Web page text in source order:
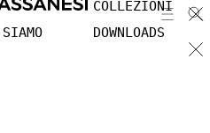
COLLEZIONI
DOWNLOADS